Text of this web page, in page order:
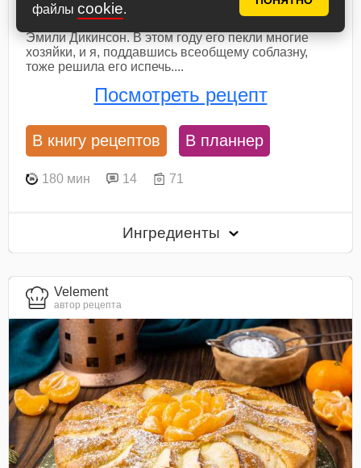
файлы cookie.
Хочу вам предложить невероятно ароматный и
очень вкусный рождественский кекс по рецепту
Эмили Дикинсон. В этом году его пекли многие
хозяйки, и я, поддавшись всеобщему соблазну,
тоже решила его испечь....
Посмотреть рецепт
В книгу рецептов В планнер
180 мин 14 71
Ингредиенты
Velement
автор рецепта